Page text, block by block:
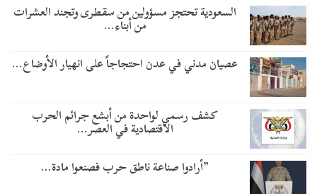
السعودية تحتجز مسؤولين من سقطرى وتجند العشرات
من أبناء…
عصيان مدني في عدن احتجاجاً على انهيار الأوضاع…
كشف رسمي لواحدة من أبشع جرائم الحرب
الاقتصادية في العصر…
​”أرادوا صناعة ناطق حرب فصنعوا مادة…